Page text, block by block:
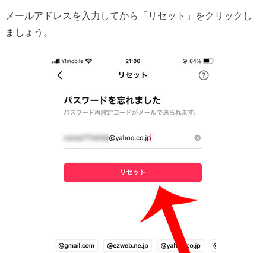
メールアドレスを入力してから「リセット」をクリックし
ましょう。